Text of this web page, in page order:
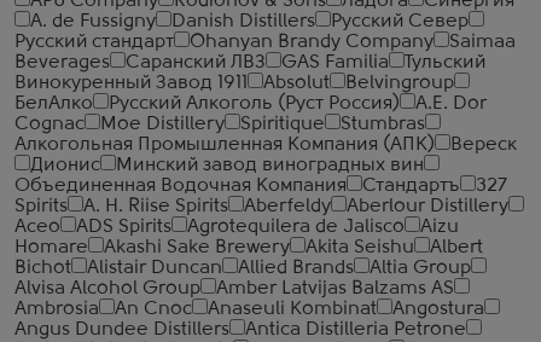
A. de Fussigny
Danish Distillers
Русский Север
Русский стандарт
Ohanyan Brandy Company
Saimaa
Beverages
Саранский ЛВЗ GAS Familia
Тульский
Винокуренный Завод 1911
Absolut
Belvingroup
БелАлко
Русский Алкоголь (Руст Россия)
A.E. Dor
Cognac
Moe Distillery Spiritique
Stumbras
Алкогольная Промышленная Компания (АПК)
Вереск
Дионис
Минский завод виноградных вин
Объединенная Водочная Компания
Стандартъ
327
Spirits
A. H. Riise Spirits Aberfeldy
Aberlour Distillery
Aceo
ADS Spirits Agrotequilera de Jalisco
Aizu
Homare
Akashi Sake Brewery Akita Seishu
Albert
Bichot
Alistair Duncan Allied Brands
Altia Group
Alvisa Alcohol Group
Amber Latvijas Balzams AS
Ambrosia
An Cnoc Anaseuli Kombinat
Angostura
Angus Dundee Distillers
Antica Distilleria Petrone